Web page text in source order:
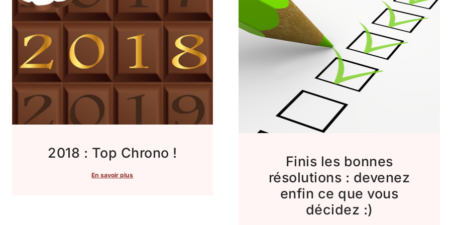
2018 : Top Chrono !
En savoir plus
Finis les bonnes
résolutions : devenez
enfin ce que vous
décidez :)